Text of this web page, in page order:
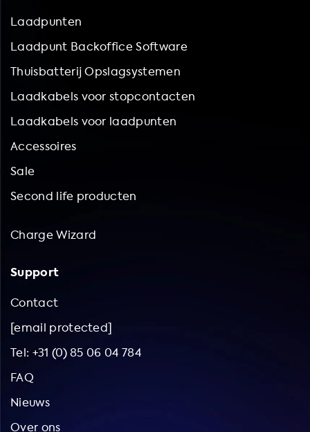
Laadpunten
Laadpunt Backoffice Software
Thuisbatterij Opslagsystemen
Laadkabels voor stopcontacten
Laadkabels voor laadpunten
Accessoires
Sale
Second life producten
Charge Wizard
Support
Contact
[email protected]
Tel: +31 (0) 85 06 04 784
FAQ
Nieuws
Over ons